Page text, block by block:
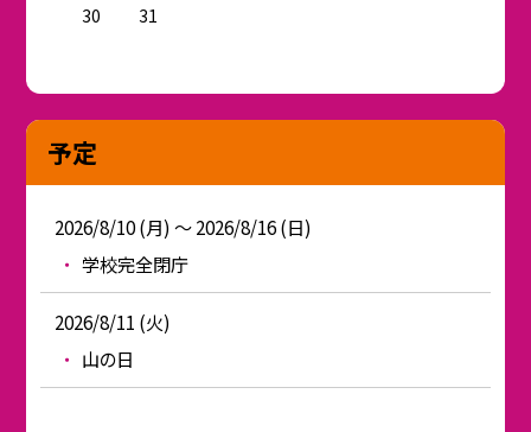
30
31
予定
2026/8/10 (月) ～ 2026/8/16 (日)
学校完全閉庁
2026/8/11 (火)
山の日